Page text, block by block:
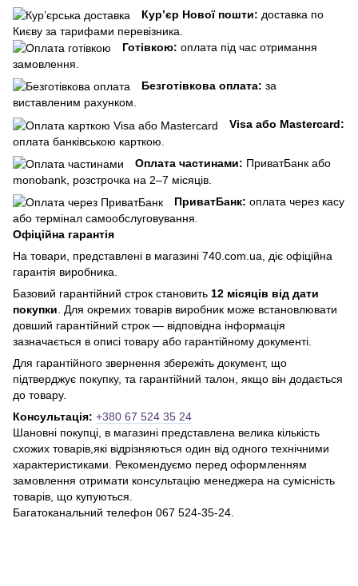
Кур’єр Нової пошти: доставка по
Києву за тарифами перевізника.
Готівкою: оплата під час отримання
замовлення.
Безготівкова оплата: за
виставленим рахунком.
Visa або Mastercard:
оплата банківською карткою.
Оплата частинами: ПриватБанк або
monobank, розстрочка на 2–7 місяців.
ПриватБанк: оплата через касу
або термінал самообслуговування.
Офіційна гарантія
На товари, представлені в магазині 740.com.ua, діє офіційна
гарантія виробника.
Базовий гарантійний строк становить 12 місяців від дати
покупки. Для окремих товарів виробник може встановлювати
довший гарантійний строк — відповідна інформація
зазначається в описі товару або гарантійному документі.
Для гарантійного звернення збережіть документ, що
підтверджує покупку, та гарантійний талон, якщо він додається
до товару.
Консультація: +380 67 524 35 24
Шановні покупці, в магазині представлена ​​велика кількість
схожих товарів,які відрізняються один від одного технічними
характеристиками. Рекомендуємо перед оформленням
замовлення отримати консультацію менеджера на сумісність
товарів, що купуються.
Багатоканальний телефон 067 524-35-24.